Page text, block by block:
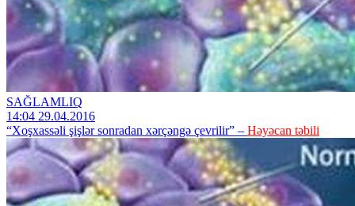
SAĞLAMLIQ
14:04 29.04.2016
“Xoşxassəli şişlər sonradan xərçəngə çevrilir” – Həyəcan təbili